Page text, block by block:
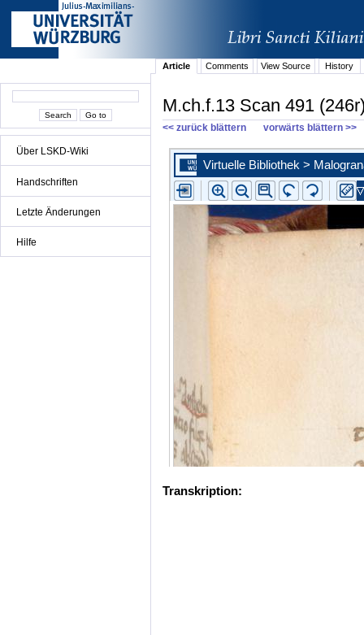
Über LSKD-Wiki
Handschriften
Letzte Änderungen
Hilfe
Article Comments View Source History
M.ch.f.13 Scan 491
<< zurück blättern vorwärts blättern >>
Transkription: